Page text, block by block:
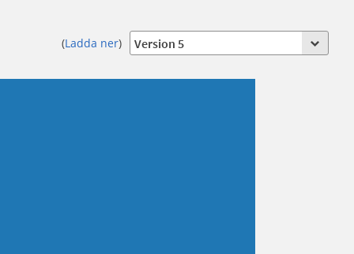
(Ladda ner)